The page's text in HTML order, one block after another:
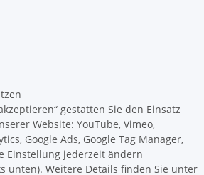
gestatten Sie den Einsatz
Website: YouTube, Vimeo,
Google Ads, Google Tag Manager,
Einstellung jederzeit ändern
unten). Weitere Details finden Sie unter